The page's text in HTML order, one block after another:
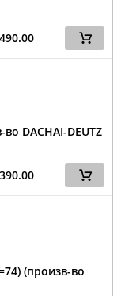
490.00
DACHAI-DEUTZ
(произв-во